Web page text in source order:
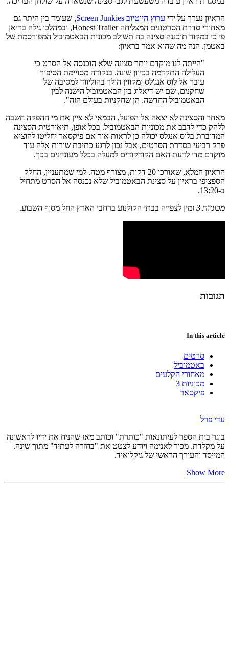
הראיון נערך על ידי ערוץ היוטיוב Screen Junkies
, שעומד בין היתר גם
מאחורי סדרת הסרטונים המצליחה Honest Trailer, ובמהלכו גילה בריאן
פי כי במקור תוכננה סצינה בה תשולב מכונית הבאטמוביל המפורסמת של
באטמן. הנה מה שהוא אמר בראיון:
"הייתה לנו מוקדם יותר סצינה שלא הוכנסה אל הסרט כי
העלילה התקדמה בכיוון שונה. בנקודה מסויימת הסיפור
עובר אל לוס אנג'לס ומקווין הולך בהוליווד למסיבה של
שחקנים, שם יש דיאלוג בין הבאטמוביל הישנה לבין
הבאטמוביל החדשה. הן שחקניות בעולם הזה".
מאחר והסצינה לא יצאה אל הפועל, הבמאי לא ציין את מי ההפקה חשבה
ללהק כדי לדבב את מכוניות הבאטמוביל. בכל אופן, תיאורטית הסצינה
המדוברת בלוס אנגלס יכולה כן לראות אור אם פיקסאר יחליטו להוציא
פרק רביעי בסדרת הסרטים, אבל נכון לרגע כתיבת שורות אלה עוד
מוקדם מדי לדעת האם הקודקודים למעלה בכלל מעוניינים בכך.
הראיון המלא, שאורכו 20 דקות, מצורף מטה. למי שמתעניין, החלק
הספציפי בראיון על סצינת הבאטמוביל שלא נכנסה אל הסרט מתחיל
ב-13:20.
מכוניות 3
זמין לצפייה בבתי הקולנוע ברחבי הארץ החל מסוף השבוע.
תגובות
In this article
סרטים
באטמוביל
מאחורי הקלעים
מכוניות 3
פיקסאר
עדי פרל
בוגר בית הספר לעיתונאות "כותרת" וכותב מאז שהניח את ידיו לראשונה
על מקלדת. מכור לאנימה ויודע לצטט את "בחזרה לעתיד" מתוך שינה.
המייסד והעורך הראשי של גיקלואיד.
Show More